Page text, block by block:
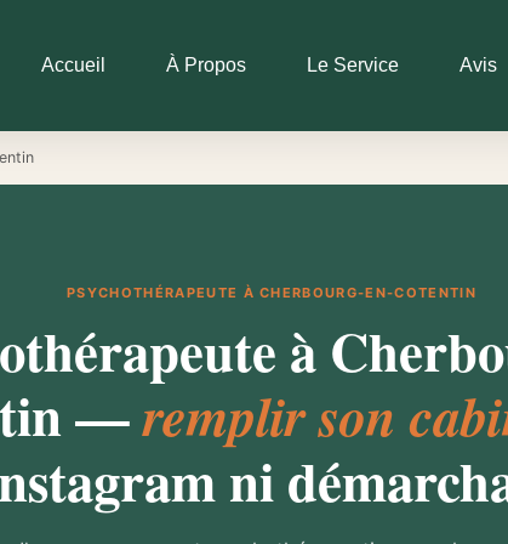
Accueil À Propos Le Service Avis
PSYCHOTHÉRAPEUTE À CHERBOURG-EN-COTENTIN
à
—remplir son
ni